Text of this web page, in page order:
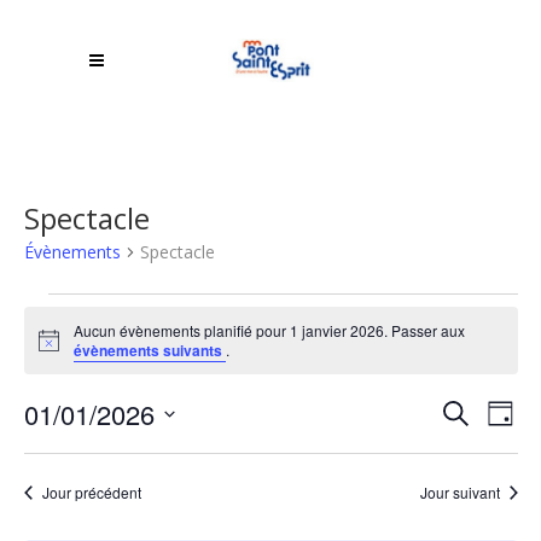
Spectacle
Évènements Spectacle
Évènements
for
1
janvier
2026
Notice
Aucun évènements planifié pour 1 janvier 2026. Passer aux
évènements suivants .
et
Recherche
DE
Jour
01/01/2026
Sélectionnez
Jour précédent Jour suivant